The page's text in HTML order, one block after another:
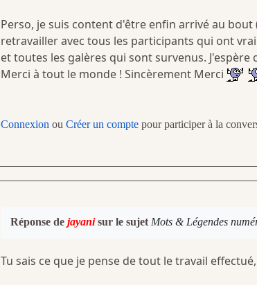
Perso, je suis content d'être enfin arrivé au bout
retravailler avec tous les participants qui ont
et toutes les galères qui sont survenus.
Merci à tout le monde ! Sincèrement Merci
Connexion ou Créer un comptepour participer à la
Réponse de jayanisur le sujet Mots & Légendes
Tu sais ce que je pense de tout le travail